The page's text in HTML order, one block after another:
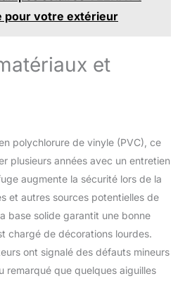
encore. De plus, avec sa
forme de crayon mince,
les petits coins ou pour être
placé au centre de votre
pour votre extérieur
et
polychlorure de vinyle (PVC), ce
plusieurs années avec un entretien
augmente la sécurité lors de la
et autres sources potentielles de
base solide garantit une bonne
chargé de décorations lourdes.
ont signalé des défauts mineurs
remarqué que quelques aiguilles